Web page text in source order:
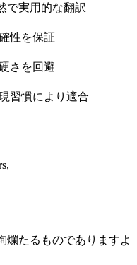
で実用的な翻訳
性を保証
さを回避
習慣により適合
爛たるものでありますよ